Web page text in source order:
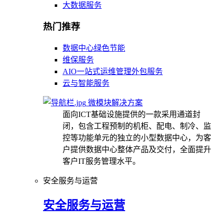
大数据服务
热门推荐
数据中心绿色节能
维保服务
AIO一站式运维管理外包服务
云与智能服务
微模块解决方案
面向ICT基础设施提供的一款采用通道封
闭，包含工程预制的机柜、配电、制冷、监
控等功能单元的独立的小型数据中心，为客
户提供数据中心整体产品及交付，全面提升
客户IT服务管理水平。
安全服务与运营
安全服务与运营